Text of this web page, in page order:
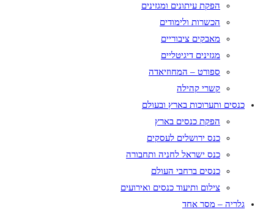
הפקת עיתונים ומגזינים
הכשרות ולימודים
מאבקים ציבוריים
מגזינים דיגיטליים
ספורט – המחוזיאדה
קשרי קהילה
כנסים ותערוכות בארץ ובעולם
הפקת כנסים בארץ
כנס ירושלים לעסקים
כנס ישראל לחניה ותחבורה
כנסים ברחבי העולם
צילום ותיעוד כנסים ואירועים
גלריה – מסר אחד